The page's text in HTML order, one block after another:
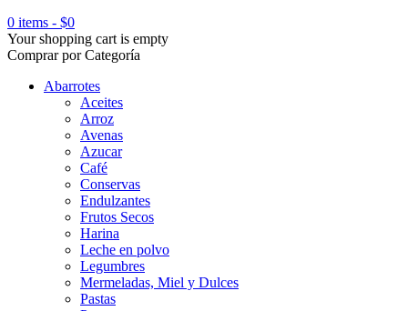
0 items - $0
Your shopping cart is empty
Comprar por Categoría
Abarrotes
Aceites
Arroz
Avenas
Azucar
Café
Conservas
Endulzantes
Frutos Secos
Harina
Leche en polvo
Legumbres
Mermeladas, Miel y Dulces
Pastas